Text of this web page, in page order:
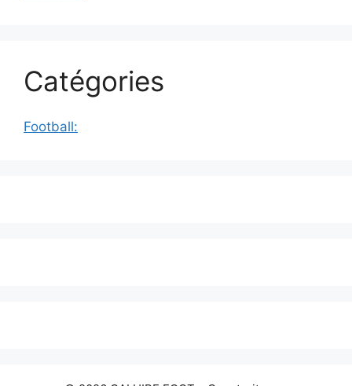
Catégories
Football: